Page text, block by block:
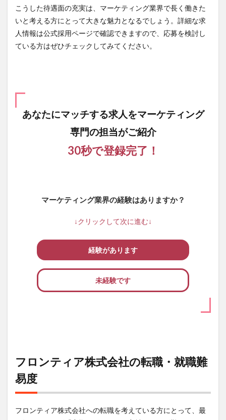
こうした待遇面の充実は、マーケティング業界で長く働きた
いと考える方にとって大きな魅力となるでしょう。詳細な求
人情報は公式採用ページで確認できますので、応募を検討し
ている方はぜひチェックしてみてください。
あなたにマッチする求人をマーケティング
専門の担当がご紹介
30秒で登録完了！
マーケティング業界の経験はありますか？
↓クリックして次に進む↓
経験があります
未経験です
フロンティア株式会社の転職・就職難
易度
フロンティア株式会社への転職を考えている方にとって、最